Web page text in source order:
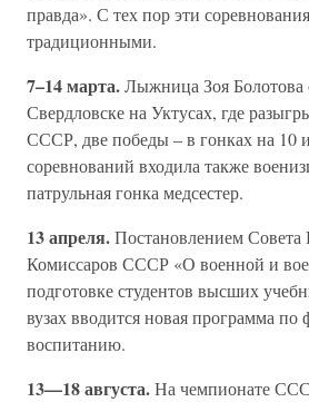
правда». С тех пор эти
традиционными.
7–14 марта.Лыжница Зоя Болотова
Свердловске на Уктусах, где
СССР, две победы – в гонках на 10
соревнований входила также
патрульная гонка медсестер.
13 апреля.Постановлением
Комиссаров СССР «О военной и
подготовке студентов высших
вузах вводится новая программа по
воспитанию.
13—18 августа.На чемпионате